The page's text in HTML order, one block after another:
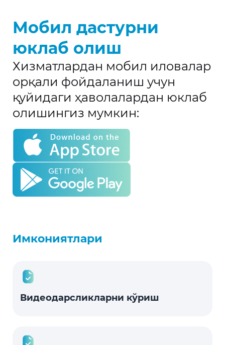
Мобил дастурни
юклаб олиш
Хизматлардан мобил иловалар
орқали фойдаланиш учун
қуйидаги ҳаволалардан юклаб
олишингиз мумкин:
Имкониятлари
Видеодарсликларни кўриш